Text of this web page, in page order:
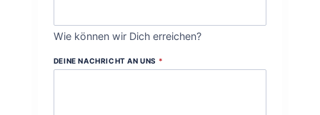
Wie können wir Dich erreichen?
DEINE NACHRICHT AN UNS *